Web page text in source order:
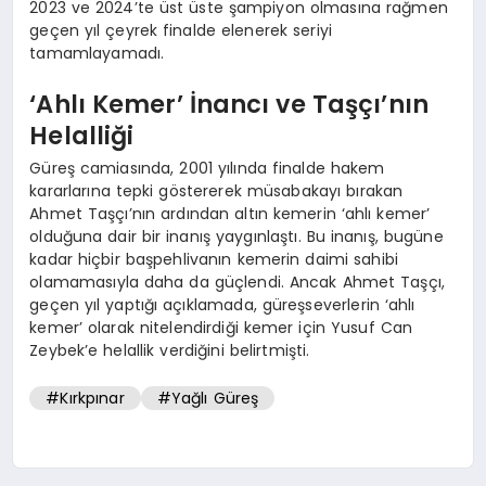
2023 ve 2024’te üst üste şampiyon olmasına rağmen
geçen yıl çeyrek finalde elenerek seriyi
tamamlayamadı.
‘Ahlı Kemer’ İnancı ve Taşçı’nın
Helalliği
Güreş camiasında, 2001 yılında finalde hakem
kararlarına tepki göstererek müsabakayı bırakan
Ahmet Taşçı’nın ardından altın kemerin ‘ahlı kemer’
olduğuna dair bir inanış yaygınlaştı. Bu inanış, bugüne
kadar hiçbir başpehlivanın kemerin daimi sahibi
olamamasıyla daha da güçlendi. Ancak Ahmet Taşçı,
geçen yıl yaptığı açıklamada, güreşseverlerin ‘ahlı
kemer’ olarak nitelendirdiği kemer için Yusuf Can
Zeybek’e helallik verdiğini belirtmişti.
#Kırkpınar #Yağlı Güreş